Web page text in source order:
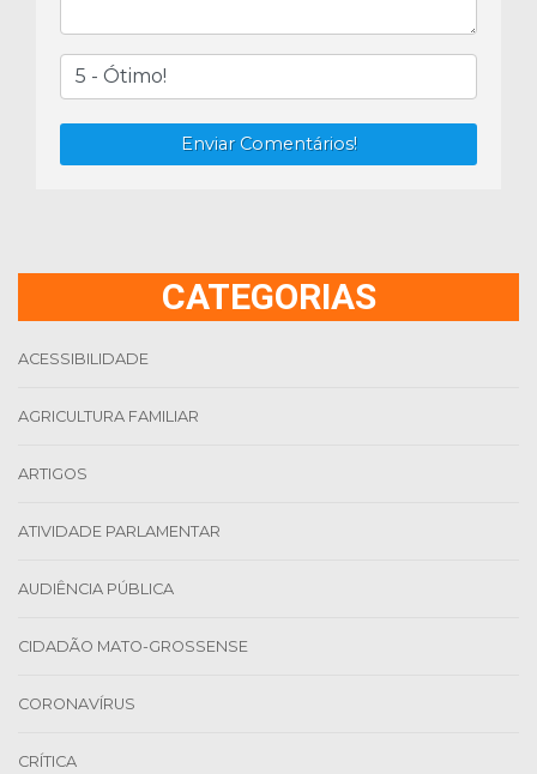
Enviar Comentários!
CATEGORIAS
ACESSIBILIDADE
AGRICULTURA FAMILIAR
ARTIGOS
ATIVIDADE PARLAMENTAR
AUDIÊNCIA PÚBLICA
CIDADÃO MATO-GROSSENSE
CORONAVÍRUS
CRÍTICA